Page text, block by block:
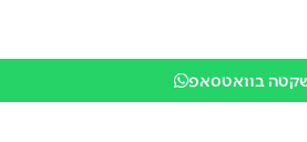
בוואטסאפ